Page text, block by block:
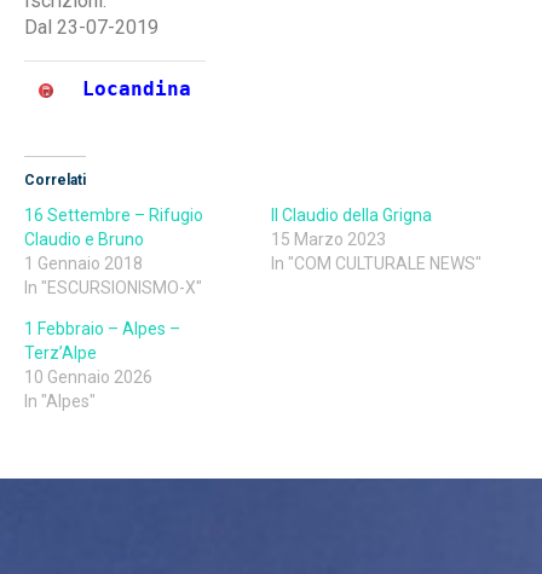
Dal 23-07-2019
Locandina
Correlati
16 Settembre – Rifugio
Claudio e Bruno
1 Gennaio 2018
In "ESCURSIONISMO-X"
Il Claudio della Grigna
15 Marzo 2023
In "COM CULTURALE NEWS"
1 Febbraio – Alpes –
Terz’Alpe
10 Gennaio 2026
In "Alpes"